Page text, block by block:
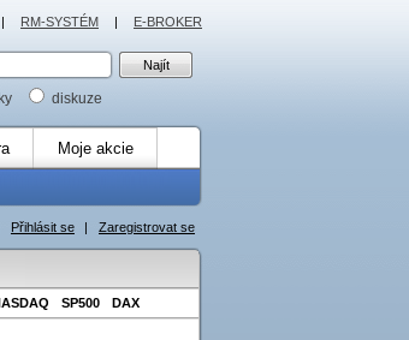
diskuze
Moje akcie
Přihlásit se | Zaregistrovat se
SP500 DAX
| RM-SYSTÉM | E-BROKER